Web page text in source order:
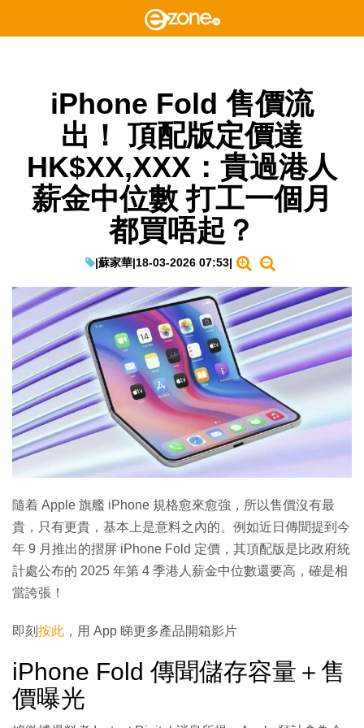
iPhone Fold 售價流
出！ 頂配版定價達
HK$XX,XXX：貴過港人
薪金中位數 打工一個月
都買唔起？
|蘇家華|18-03-2026 07:53|
隨着 Apple 旗艦 iPhone 規格愈來愈強，所以售價沒有最
貴，只有更貴，基本上是意料之內的。例如近日傳聞提到今
年 9 月推出的摺屏 iPhone Fold 定價，其頂配版是比政府統
計處公布的 2025 年第 4 季港人薪金中位數還要高，確是相
當誇張！
即刻 按此 ，用 App 睇更多產品開箱影片
iPhone Fold 傳聞儲存容量＋售
價曝光